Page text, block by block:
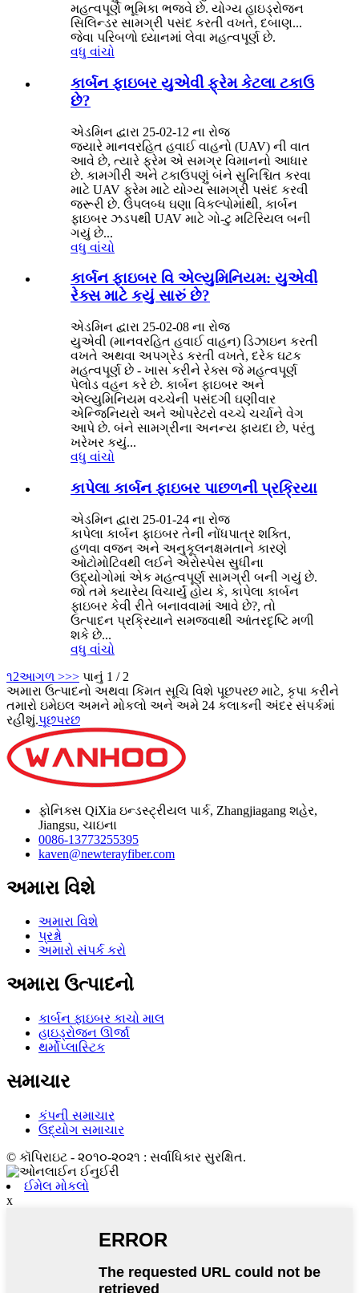
મહત્વપૂર્ણ ભૂમિકા ભજવે છે. યોગ્ય હાઇડ્રોજન
સિલિન્ડર સામગ્રી પસંદ કરતી વખતે, દબાણ...
જેવા પરિબળો ધ્યાનમાં લેવા મહત્વપૂર્ણ છે.
વધુ વાંચો
કાર્બન ફાઇબર યુએવી ફ્રેમ કેટલા ટકાઉ
છે?
એડમિન દ્વારા 25-02-12 ના રોજ
જ્યારે માનવરહિત હવાઈ વાહનો (UAV) ની વાત
આવે છે, ત્યારે ફ્રેમ એ સમગ્ર વિમાનનો આધાર
છે. કામગીરી અને ટકાઉપણું બંને સુનિશ્ચિત કરવા
માટે UAV ફ્રેમ માટે યોગ્ય સામગ્રી પસંદ કરવી
જરૂરી છે. ઉપલબ્ધ ઘણા વિકલ્પોમાંથી, કાર્બન
ફાઇબર ઝડપથી UAV માટે ગો-ટુ મટિરિયલ બની
ગયું છે...
વધુ વાંચો
કાર્બન ફાઇબર વિ એલ્યુમિનિયમ: યુએવી
રેક્સ માટે કયું સારું છે?
એડમિન દ્વારા 25-02-08 ના રોજ
યુએવી (માનવરહિત હવાઈ વાહન) ડિઝાઇન કરતી
વખતે અથવા અપગ્રેડ કરતી વખતે, દરેક ઘટક
મહત્વપૂર્ણ છે - ખાસ કરીને રેક્સ જે મહત્વપૂર્ણ
પેલોડ વહન કરે છે. કાર્બન ફાઇબર અને
એલ્યુમિનિયમ વચ્ચેની પસંદગી ઘણીવાર
એન્જિનિયરો અને ઓપરેટરો વચ્ચે ચર્ચાને વેગ
આપે છે. બંને સામગ્રીના અનન્ય ફાયદા છે, પરંતુ
ખરેખર કયું...
વધુ વાંચો
કાપેલા કાર્બન ફાઇબર પાછળની પ્રક્રિયા
એડમિન દ્વારા 25-01-24 ના રોજ
કાપેલા કાર્બન ફાઇબર તેની નોંધપાત્ર શક્તિ,
હળવા વજન અને અનુકૂલનક્ષમતાને કારણે
ઓટોમોટિવથી લઈને એરોસ્પેસ સુધીના
ઉદ્યોગોમાં એક મહત્વપૂર્ણ સામગ્રી બની ગયું છે.
જો તમે ક્યારેય વિચાર્યું હોય કે, કાપેલા કાર્બન
ફાઇબર કેવી રીતે બનાવવામાં આવે છે?, તો
ઉત્પાદન પ્રક્રિયાને સમજવાથી આંતરદૃષ્ટિ મળી
શકે છે...
વધુ વાંચો
૧2આગળ >>> પાનું 1 / 2
અમારા ઉત્પાદનો અથવા કિંમત સૂચિ વિશે પૂછપરછ માટે, કૃપા કરીને
તમારો ઇમેઇલ અમને મોકલો અને અમે 24 કલાકની અંદર સંપર્કમાં
રહીશું.પૂછપરછ
ફોનિક્સ QiXia ઇન્ડસ્ટ્રીયલ પાર્ક, Zhangjiagang શહેર,
Jiangsu, ચાઇના
0086-13773255395
kaven@newterayfiber.com
અમારા વિશે
અમારા વિશે
પ્રશ્નો
અમારો સંપર્ક કરો
અમારા ઉત્પાદનો
કાર્બન ફાઇબર કાચો માલ
હાઇડ્રોજન ઊર્જા
થર્મોપ્લાસ્ટિક
સમાચાર
કંપની સમાચાર
ઉદ્યોગ સમાચાર
© કૉપિરાઇટ - ૨૦૧૦-૨૦૨૧ : સર્વાધિકાર સુરક્ષિત.
ઈમેલ મોકલો
x